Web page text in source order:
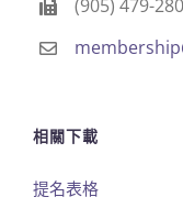
(905) 479-
相關下載
提名表格